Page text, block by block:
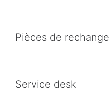
Pièces de rechange
Service desk